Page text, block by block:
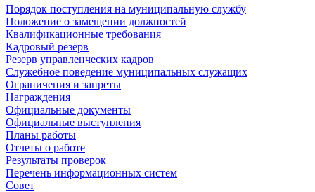
Порядок поступления на муниципальную службу
Положение о замещении должностей
Квалификационные требования
Кадровый резерв
Резерв управленческих кадров
Служебное поведение муниципальных служащих
Ограничения и запреты
Награждения
Официальные документы
Официальные выступления
Планы работы
Отчеты о работе
Результаты проверок
Перечень информационных систем
Совет